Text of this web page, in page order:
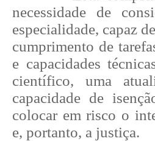
necessidade de
especialidade, capaz
cumprimento de
e capacidades
científico, uma
capacidade de
colocar em risco o
e, portanto, a justiça.